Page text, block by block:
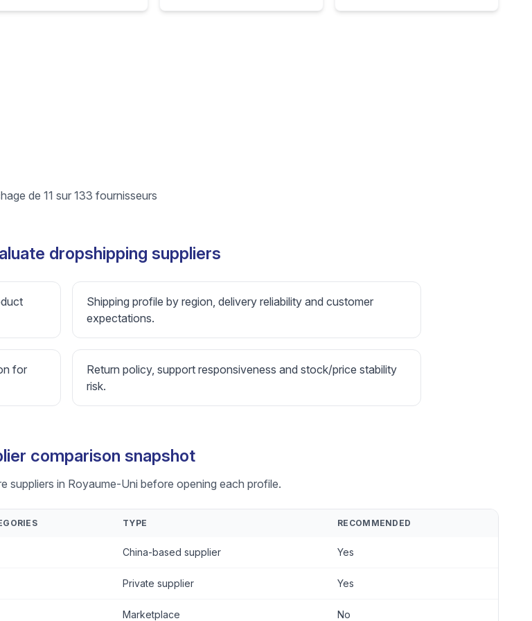
de 11 sur 133 fournisseurs
dropshipping suppliers
Shipping profile by region, delivery reliability and customer
expectations.
for
Return policy, support responsiveness and stock/price stability
risk.
comparison snapshot
suppliers in Royaume-Uni before opening each profile.
TYPE RECOMMENDED
China-based supplier Yes
Private supplier Yes
Marketplace No